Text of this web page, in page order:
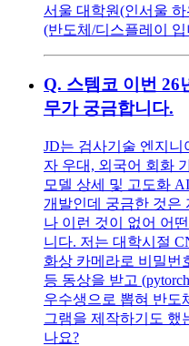
서울 대학원(인서울
(반도체/디스플레이
Q. 스템코 이번 26
무가 궁금합니다.
JD는 검사기술 엔지
자 우대, 외국어 회화
모델 상세 및 고도화
개발인데 궁금한 것은
나 이런 것이 없어 어
니다. 저는 대학시절
화상 카메라로 비밀번
등 동상을 받고
우수생으로 뽑혀 반도
그램을 제작하기도 했
나요?